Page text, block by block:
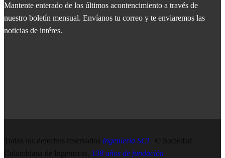
Mantente enterado de los últimos acontencimiento a través de
nuestro boletín mensual. Envíanos tu correo y te enviaremos las
noticias de intéres.
Todos los derechos reservados Ingenieria SCI
| © Sociedad
Colombiana de Ingenieros.
138 años de fundación